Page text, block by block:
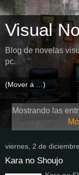
Visual
Blog de novelas
pc.
Mostrando las
viernes, 2 de
Kara no Shoujo